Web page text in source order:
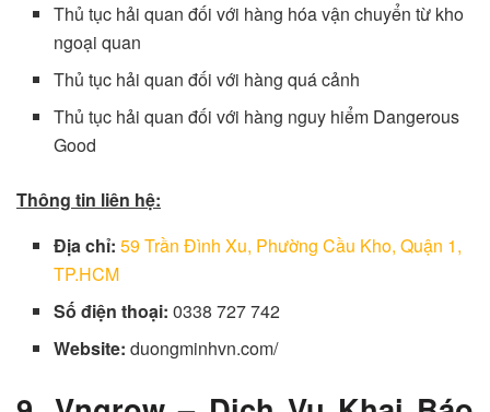
Thủ tục hải quan đối với hàng hóa vận chuyển từ kho
ngoại quan
Thủ tục hải quan đối với hàng quá cảnh
Thủ tục hải quan đối với hàng nguy hiểm Dangerous
Good
Thông tin liên hệ:
Địa chỉ:59 Trần Đình Xu, Phường Cầu Kho, Quận 1,
TP.HCM
Số điện thoại: 0338 727 742
Website:duongminhvn.com/